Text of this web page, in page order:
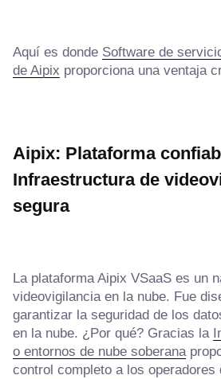
Aquí es donde Software de
de Aipix proporciona una ventaja
Aipix: Plataforma
Infraestructura de
segura
La plataforma Aipix VSaaS es un
videovigilancia en la nube. Fue
garantizar la seguridad de los
en la nube. ¿Por qué? Gracias la
o entornos de nube soberana
control completo a los operadores